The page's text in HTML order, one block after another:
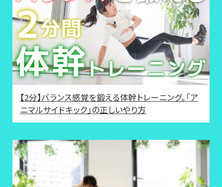
【2分】バランス感覚を鍛える体幹トレーニング。「ア
ニマルサイドキック」の正しいやり方